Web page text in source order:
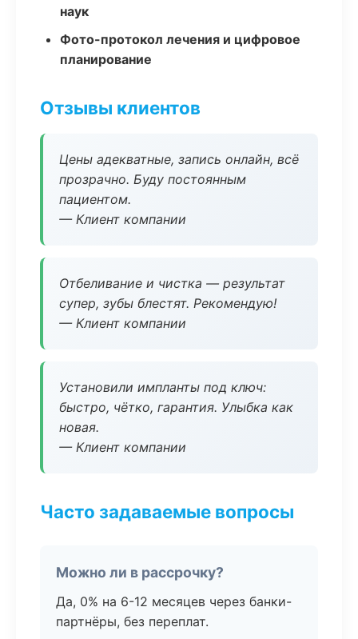
наук
Фото-протокол лечения и цифровое
планирование
Отзывы клиентов
Цены адекватные, запись онлайн, всё
прозрачно. Буду постоянным
пациентом.
— Клиент компании
Отбеливание и чистка — результат
супер, зубы блестят. Рекомендую!
— Клиент компании
Установили импланты под ключ:
быстро, чётко, гарантия. Улыбка как
новая.
— Клиент компании
Часто задаваемые вопросы
Можно ли в рассрочку?
Да, 0% на 6-12 месяцев через банки-
партнёры, без переплат.